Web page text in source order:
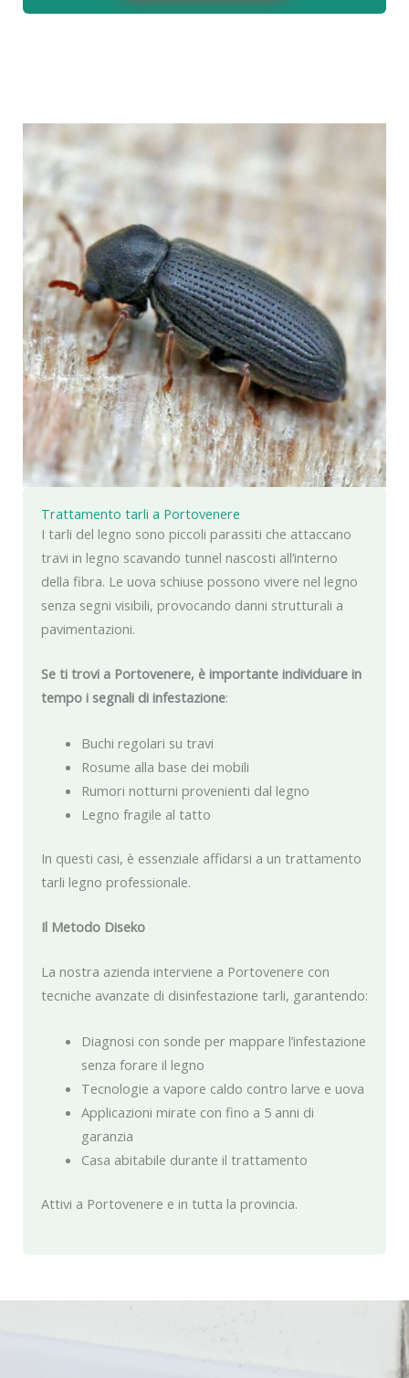
Trattamento tarli a Portovenere
I tarli del legno sono piccoli parassiti che attaccano
travi in legno scavando tunnel nascosti all’interno
della fibra. Le uova schiuse possono vivere nel legno
senza segni visibili, provocando danni strutturali a
pavimentazioni.
Se ti trovi a Portovenere, è importante individuare in
tempo i segnali di infestazione:
Buchi regolari su travi
Rosume alla base dei mobili
Rumori notturni provenienti dal legno
Legno fragile al tatto
In questi casi, è essenziale affidarsi a un trattamento
tarli legno professionale.
Il Metodo Diseko
La nostra azienda interviene a Portovenere con
tecniche avanzate di disinfestazione tarli, garantendo:
Diagnosi con sonde per mappare l’infestazione
senza forare il legno
Tecnologie a vapore caldo contro larve e uova
Applicazioni mirate con fino a 5 anni di
garanzia
Casa abitabile durante il trattamento
Attivi a Portovenere e in tutta la provincia.